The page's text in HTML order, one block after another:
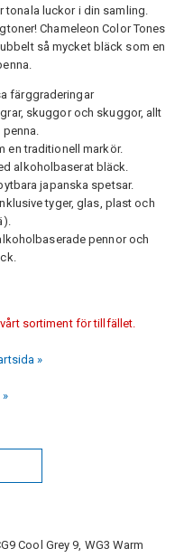
tonala luckor i din samling.
Chameleon Color Tones
så mycket bläck som en
färggraderingar
skuggor och skuggor, allt
penna.
en traditionell markör.
alkoholbaserat bläck.
japanska spetsar.
tyger, glas, plast och
pennor och
sortiment för tillfället.
»
Cool Grey 9, WG3 Warm